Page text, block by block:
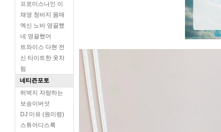
프로미스나인 이
채영 청바지 몸매
엑신 노바 영끌했
네 영끌했어
트와이스 다현 전
신 타이트한 옷차
림
네티즌포토
허벅지 자랑하는
보송이버섯
DJ 미유 (원미령)
스튜어디스룩